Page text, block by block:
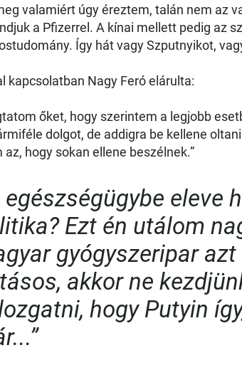
valamiért úgy éreztem, talán nem az
a Pfizerrel. A kínai mellett pedig az
Így hát vagy Szputnyikot,
kapcsolatban Nagy Feró elárulta:
őket, hogy szerintem a legjobb
dolgot, de addigra be kellene
az, hogy sokan ellene beszélnek.”
egészségügybe eleve
Ezt én utálom
gyógyszeripar
akkor ne
hogy Putyin